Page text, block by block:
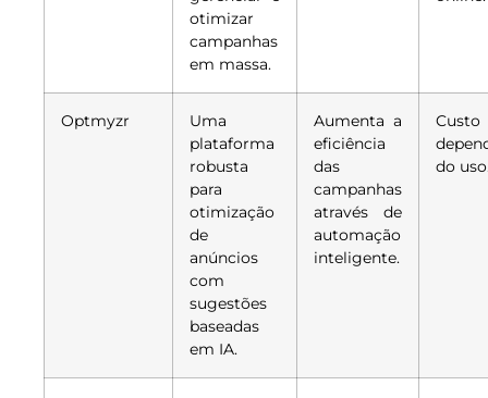
otimizar
campanhas
em massa.
Optmyzr
Uma
plataforma
robusta
para
otimização
de
anúncios
com
sugestões
baseadas
em IA.
Aumenta a
eficiência
das
campanhas
através de
automação
inteligente.
Custo
do